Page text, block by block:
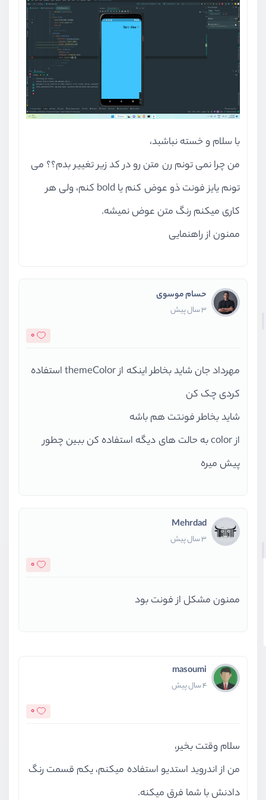
بخش پنجم کار با دیتابیس
بخش ششم
با سلام و خسته نباشبد،
من چرا نمی تونم رن متن رو در کد زیر تغییر بدم؟؟ می
تونم یایز فونت ذو عوض کنم یا bold کنم، ولی هر
کاری میکنم رنگ متن عوض نمیشه.
ممنون از راهنمایی
حسام موسوی
3 سال پیش
0
مهرداد جان شاید بخاطر اینکه از themeColor استفاده
کردی چک کن
شاید بخاطر فونتت هم باشه
از color به حالت های دیگه استفاده کن ببین چطور
پیش میره
Mehrdad
3 سال پیش
0
ممنون مشکل از فونت بود
masoumi
4 سال پیش
0
سلام وقتت بخیر،
من از اندروید استدیو استفاده میکنم، یکم قسمت رنگ
دادنش با شما فرق میکنه.